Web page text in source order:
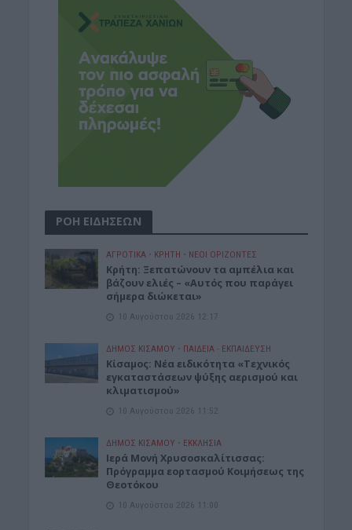
ΡΟΗ ΕΙΔΗΣΕΩΝ
ΑΓΡΟΤΙΚΑ • ΚΡΗΤΗ • ΝΕΟΙ ΟΡΙΖΟΝΤΕΣ
Κρήτη: Ξεπατώνουν τα αμπέλια και
βάζουν ελιές – «Αυτός που παράγει
σήμερα διώκεται»
10 Αυγούστου 2026 12:17
ΔΉΜΟΣ ΚΙΣΆΜΟΥ • ΠΑΙΔΕΙΑ - ΕΚΠΑΙΔΕΥΣΗ
Κίσαμος: Νέα ειδικότητα «Τεχνικός
εγκαταστάσεων ψύξης αερισμού και
κλιματισμού»
10 Αυγούστου 2026 11:52
ΔΉΜΟΣ ΚΙΣΆΜΟΥ • ΕΚΚΛΗΣΙΑ
Ιερά Μονή Χρυσοσκαλίτισσας:
Πρόγραμμα εορτασμού Κοιμήσεως της
Θεοτόκου
10 Αυγούστου 2026 11:00